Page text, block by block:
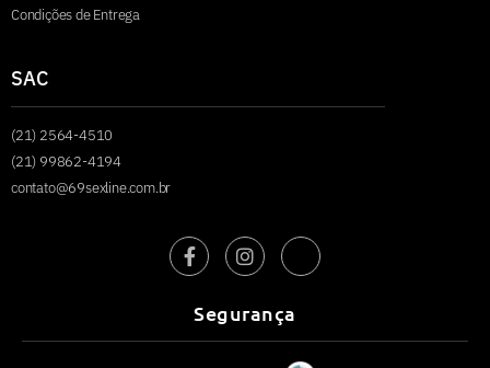
Condições de Entrega
SAC
(21) 2564-4510
(21) 99862-4194
contato@69sexline.com.br
Segurança